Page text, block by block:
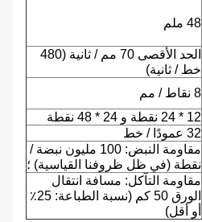
48 ملم
الحد الأقصى 70 مم / ثانية (480
خط / ثانية)
8 نقاط / مم
12 * 24 نقطة و 24 * 48 نقطة
32 عمودًا / خط
مقاومة النبض: 100 مليون نبضة /
نقطة (في ظل ظروفنا القياسية) ؛
مقاومة التآكل: مسافة انتقال
الورق 50 كم (نسبة الطباعة: 25٪
أو أقل)